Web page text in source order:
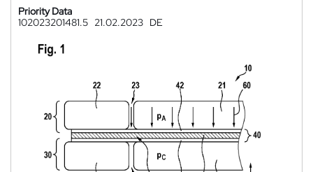
Priority Data
102023201481.5 21.02.2023 DE